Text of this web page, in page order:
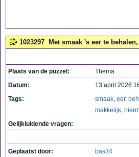
1023297 Met smaak 's eer te
Plaats van de puzzel:
Thema
Datum:
13 april 2026
Tags:
smaak, eer,
makkelijk,
Gelijkluidende vragen:
Geplaatst door: bas34